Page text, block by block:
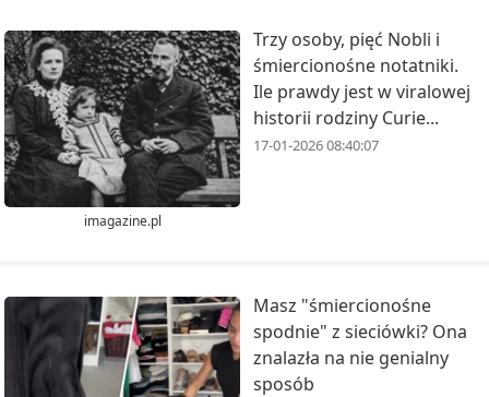
imagazine.pl
Trzy osoby, pięć Nobli i
śmiercionośne notatniki.
Ile prawdy jest w viralowej
historii rodziny Curie...
17-01-2026 08:40:07
Masz "śmiercionośne
spodnie" z sieciówki? Ona
znalazła na nie genialny
sposób